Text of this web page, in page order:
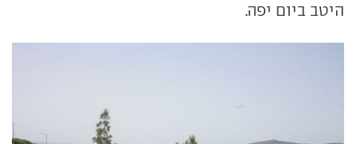
היטב ביום יפה.